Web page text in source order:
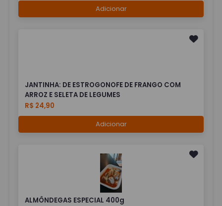
Adicionar
JANTINHA: DE ESTROGONOFE DE FRANGO COM
ARROZ E SELETA DE LEGUMES
R$ 24,90
Adicionar
ALMÔNDEGAS ESPECIAL 400g